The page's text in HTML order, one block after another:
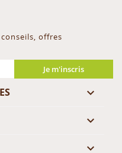
offres
Je m'inscris


